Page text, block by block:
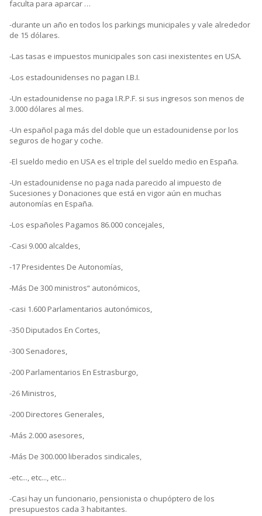
faculta para aparcar …
-durante un año en todos los parkings municipales y vale alrededor
de 15 dólares.
-Las tasas e impuestos municipales son casi inexistentes en USA.
-Los estadounidenses no pagan I.B.I.
-Un estadounidense no paga I.R.P.F. si sus ingresos son menos de
3.000 dólares al mes.
-Un español paga más del doble que un estadounidense por los
seguros de hogar y coche.
-El sueldo medio en USA es el triple del sueldo medio en España.
-Un estadounidense no paga nada parecido al impuesto de
Sucesiones y Donaciones que está en vigor aún en muchas
autonomías en España.
-Los españoles Pagamos 86.000 concejales,
-Casi 9.000 alcaldes,
-17 Presidentes De Autonomías,
-Más De 300 ministros“ autonómicos,
-casi 1.600 Parlamentarios autonómicos,
-350 Diputados En Cortes,
-300 Senadores,
-200 Parlamentarios En Estrasburgo,
-26 Ministros,
-200 Directores Generales,
-Más 2.000 asesores,
-Más De 300.000 liberados sindicales,
-etc..., etc..., etc...
-Casi hay un funcionario, pensionista o chupóptero de los
presupuestos cada 3 habitantes.